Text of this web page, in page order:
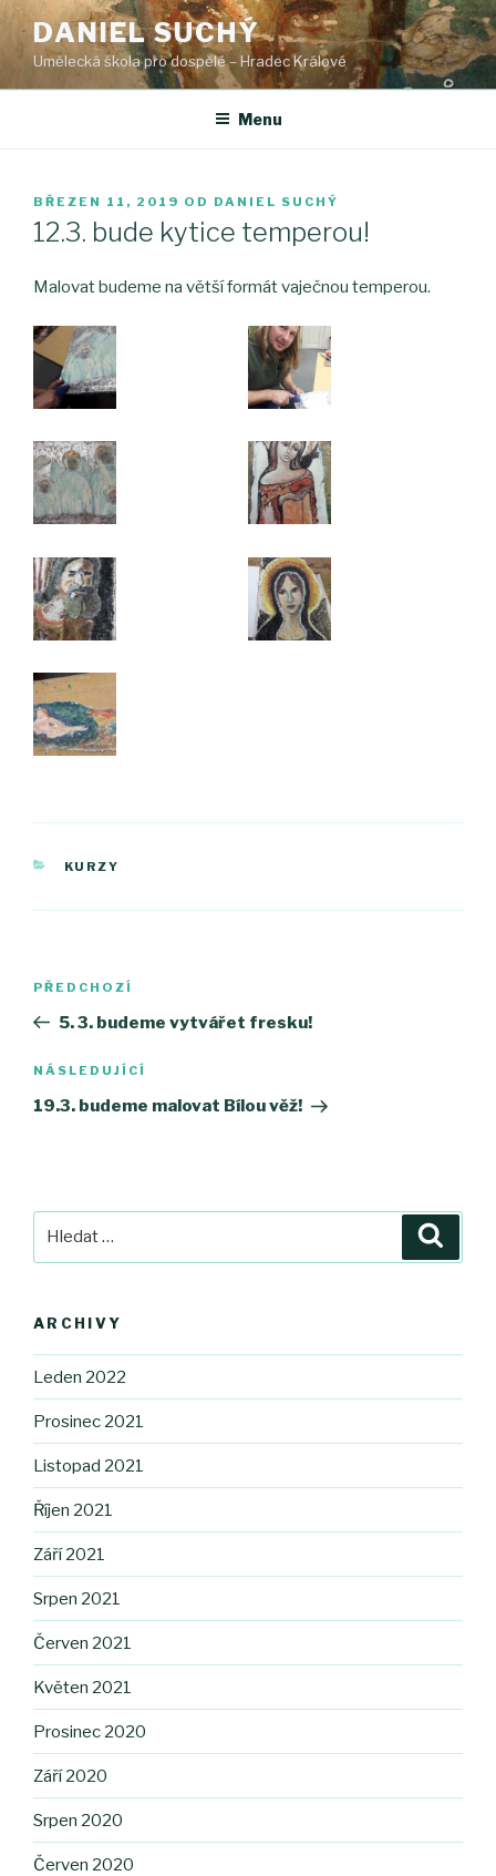
Přejít
obsahu
webu
DANIEL SUCHÝ
Umělecká škola pro dospělé – Hradec Králové
Menu
PUBLIKOVÁNO
BŘEZEN 11, 2019 OD DANIEL SUCHÝ
12.3. bude kytice temperou!
Malovat budeme na větší formát vaječnou temperou.
RUBRIKY
KURZY
Navigace
Předchozí
příspěvek
PŘEDCHOZÍ
5. 3. budeme vytvářet fresku!
Následující
příspěvek
NÁSLEDUJÍCÍ
19.3. budeme malovat Bílou věž!
ARCHIVY
Leden 2022
Prosinec 2021
Listopad 2021
Říjen 2021
Září 2021
Srpen 2021
Červen 2021
Květen 2021
Prosinec 2020
Září 2020
Srpen 2020
Červen 2020